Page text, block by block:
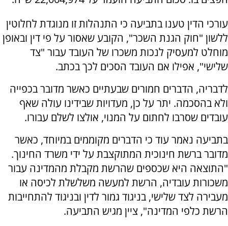
עורכי הדין טענו בתביעה כי התנהלות זו מנוגדת לחלוטין
ללשון "חוק הגנת השכר", הקובע שאסור על פי דין ובאופן
מוחלט למעסיק לנכות משכרו של העובד עבור "צד
שלישי", אפילו אם העובד הסכים לכך בכתב.
לדבריה, הדברים חמורים שבעתיים כאשר מדובר בכפייה
ולא בהסכמה. יתר על כן, מעדויות שבידינו עולה שאף
עובדים שסרבו לחתום על המנוי, אולצו לשלם עבורו.
בתביעה נאמר עוד כי הדברים מקוממים במיוחד, כאשר
מדובר ברשת חינוכית המתוקצבת על ידי משרד החינוך.
"התוצאה היא שכספים שהרשת מקבלת מהמדינה עבור
משכורות עובדיה, הרשת למעשה משלשלת לכיסה או
מעבירה לצד שלישי, בניגוד גמור לדין ובניגוד להתחייבות
הרשת כלפי המדינה", ציין מגיש התביעה.